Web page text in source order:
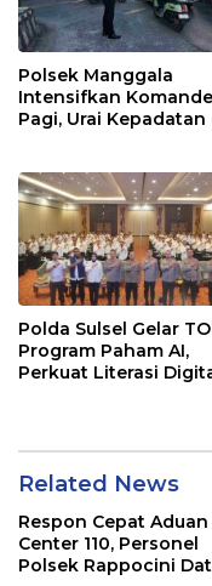
Polsek Manggala
Intensifkan
Pagi, Urai Kepadatan
Polda Sulsel Gelar
Program Paham AI,
Perkuat Literasi
Related News
Respon Cepat Aduan
Center 110, Personel
Polsek Rappocini